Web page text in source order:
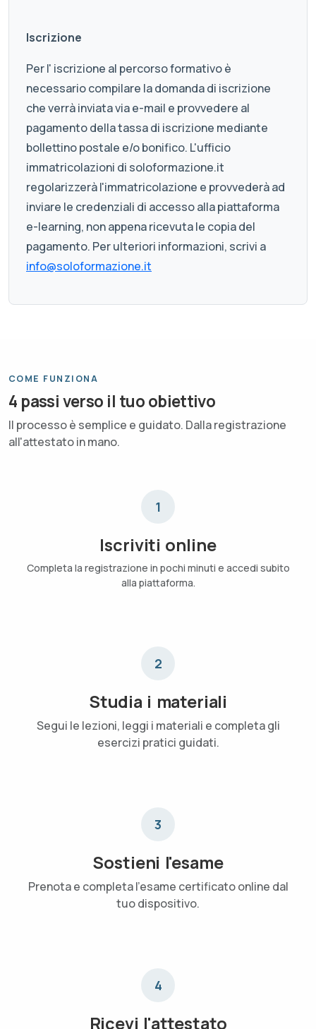
Iscrizione
Per l' iscrizione al percorso formativo è
necessario compilare la domanda di iscrizione
che verrà inviata via e-mail e provvedere al
pagamento della tassa di iscrizione mediante
bollettino postale e/o bonifico. L'ufficio
immatricolazioni di soloformazione.it
regolarizzerà l'immatricolazione e provvederà ad
inviare le credenziali di accesso alla piattaforma
e-learning, non appena ricevuta le copia del
pagamento. Per ulteriori informazioni, scrivi a
info@soloformazione.it
COME FUNZIONA
4 passi verso il tuo obiettivo
Il processo è semplice e guidato. Dalla registrazione
all'attestato in mano.
1
Iscriviti online
Completa la registrazione in pochi minuti e accedi subito
alla piattaforma.
2
Studia i materiali
Segui le lezioni, leggi i materiali e completa gli
esercizi pratici guidati.
3
Sostieni l'esame
Prenota e completa l'esame certificato online dal
tuo dispositivo.
4
Ricevi l'attestato